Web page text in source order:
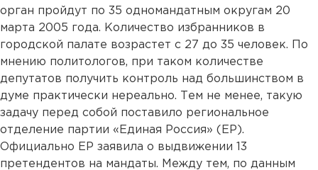
орган пройдут по 35 одномандатным округам 20
марта 2005 года. Количество избранников в
городской палате возрастет с 27 до 35 человек. По
мнению политологов, при таком количестве
депутатов получить контроль над большинством в
думе практически нереально. Тем не менее, такую
задачу перед собой поставило региональное
отделение партии «Единая Россия» (ЕР).
Официально ЕР заявила о выдвижении 13
претендентов на мандаты. Между тем, по данным